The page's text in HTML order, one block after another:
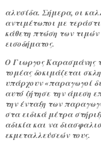
αλυσίδα. Σήμερα, οι
αντιμέτωποι με
κάθετη πτώση των
εισοδήματος.
Ο Γιωργος Καρασμάνης
τομέας δοκιμάζεται
υπάρχουν «παραγωγοί
αυτό ζήτησε την άμεση
την ένταξη των
στα ειδικά μέτρα
αδικία και να
εκμεταλλεύσεών τους.